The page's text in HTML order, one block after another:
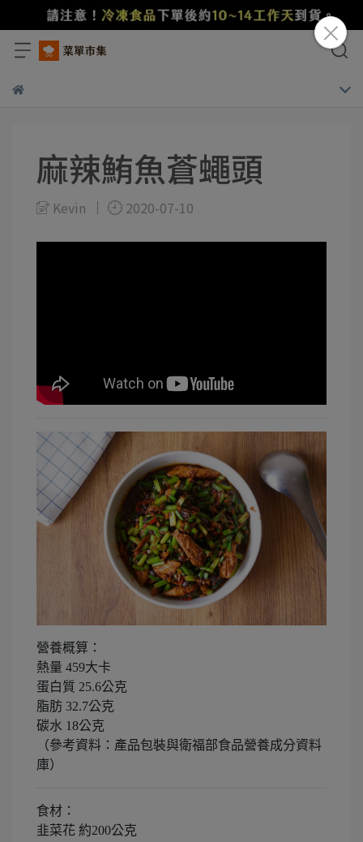
麻辣鮪魚蒼蠅頭
Kevin 2020-07-10
營養概算：
熱量 459大卡
蛋白質 25.6公克
脂肪 32.7公克
碳水 18公克
（參考資料：產品包裝與衛福部食品營養成分資料
庫）
食材：
韭菜花 約200公克